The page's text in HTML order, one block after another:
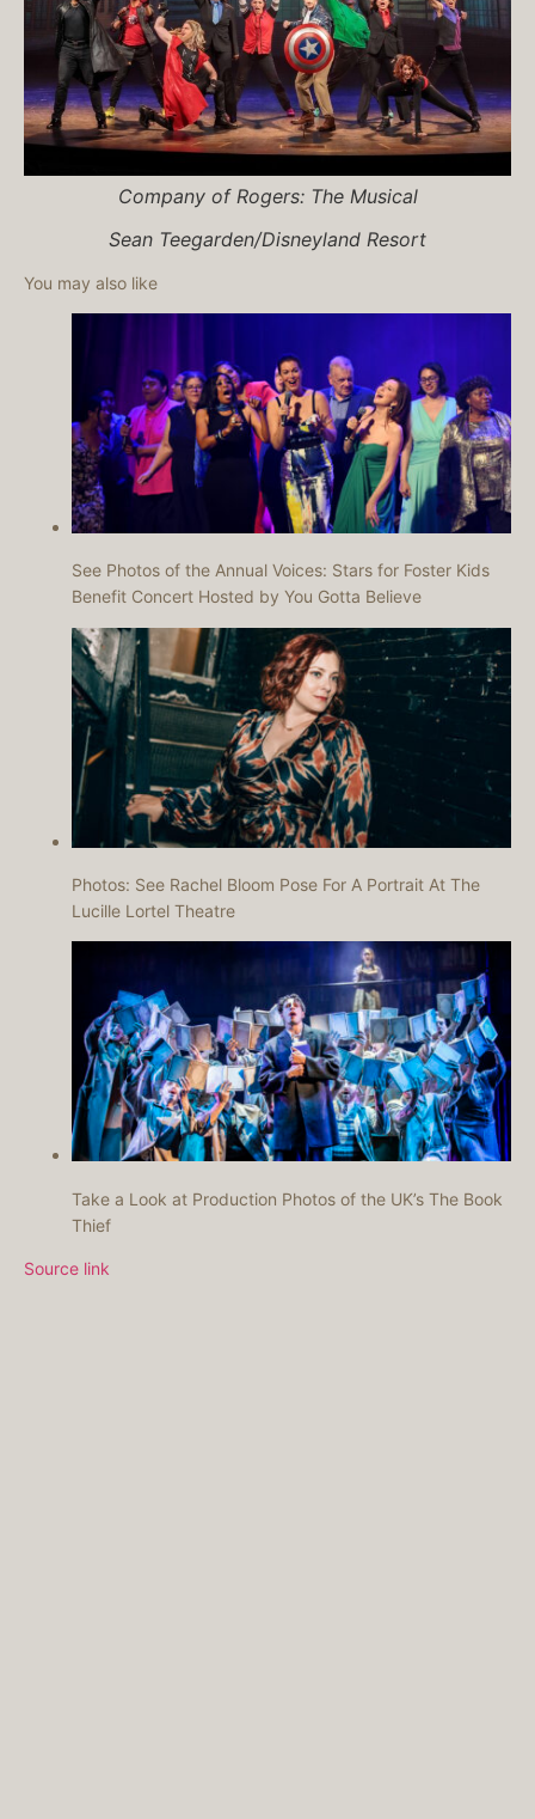
Company of Rogers: The Musical
Sean Teegarden/Disneyland Resort
You may also like
See Photos of the Annual Voices: Stars for Foster Kids
Benefit Concert Hosted by You Gotta Believe
Photos: See Rachel Bloom Pose For A Portrait At The
Lucille Lortel Theatre
Take a Look at Production Photos of the UK’s The Book
Thief
Source link